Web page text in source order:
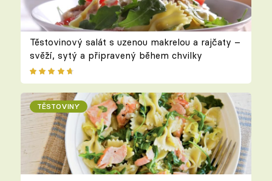
Těstovinový salát s uzenou makrelou a rajčaty –
svěží, sytý a připravený během chvilky
TĚSTOVINY